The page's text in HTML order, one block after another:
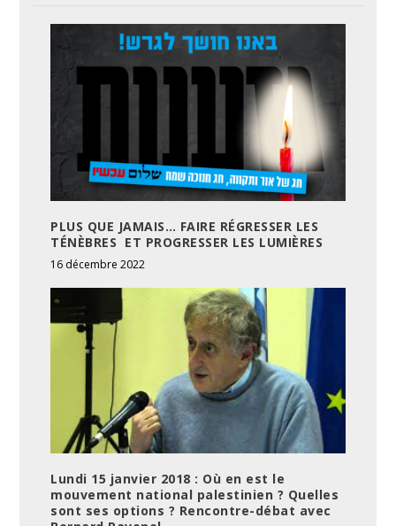
PLUS QUE JAMAIS… FAIRE RÉGRESSER LES
TÉNÈBRES ET PROGRESSER LES LUMIÈRES
16 décembre 2022
Lundi 15 janvier 2018 : Où en est le
mouvement national palestinien ? Quelles
sont ses options ? Rencontre-débat avec